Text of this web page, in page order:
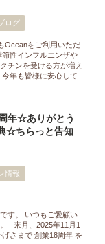
ログ
Oceanをご利用いただ
性インフルエンザや
チンを受ける方が増え
年も皆様に安心して
年☆ありがとう
☆ちらっと告知
情報
す。 いつもご愛顧い
来月、2025年11月1
さまで 創業18周年 を